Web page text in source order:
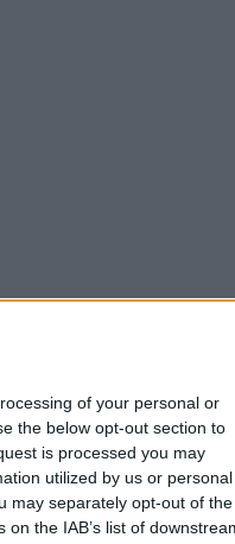
of your personal or
the below opt-out section to
is processed you may
utilized by us or personal
may separately opt-out of the
the IAB’s list of
2. ÉS
Profi